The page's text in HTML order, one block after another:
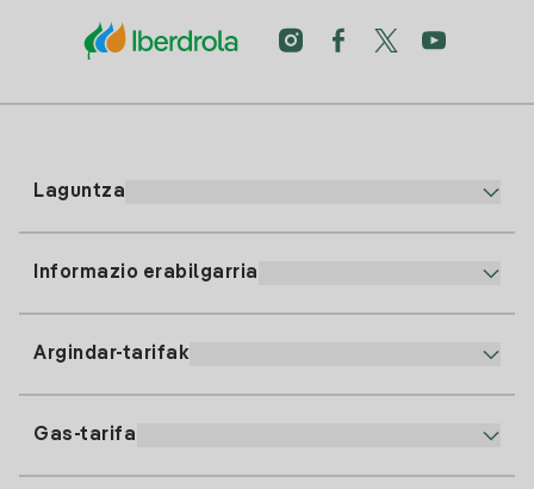
Laguntza
91 919 52 73
clientes@tuiberdrola.es
Informazio erabilgarria
Argindar-tarifak
Gas-tarifa